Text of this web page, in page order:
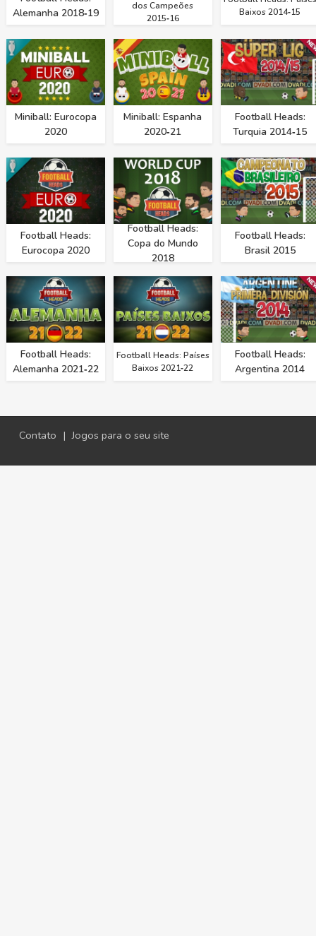
Alemanha 2018‑19
dos Campeões
2015‑16
Baixos 2014‑15
Miniball: Eurocopa
2020
Miniball: Espanha
2020‑21
Football Heads:
Turquia 2014‑15
Football Heads:
Eurocopa 2020
Football Heads:
Copa do Mundo
2018
Football Heads:
Brasil 2015
Football Heads:
Alemanha 2021‑22
Football Heads: Países
Baixos 2021‑22
Football Heads:
Argentina 2014
Contato | Jogos para o seu site